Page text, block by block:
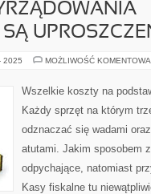
2025 MOŻLIWOŚĆ
Wszelkie koszty na
Każdy sprzęt na którym
odznaczać się wadami
atutami. Jakim sposobem
odpychające, natomiast
Kasy fiskalne tu